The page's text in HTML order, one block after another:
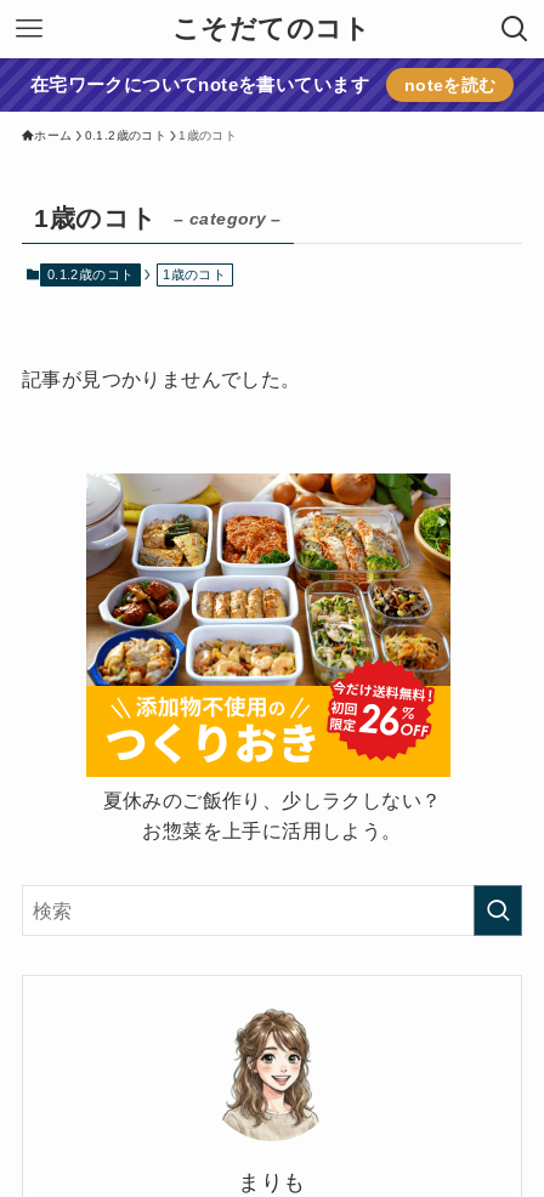
こそだてのコト
在宅ワークについてnoteを書いています noteを読む
ホーム 0.1.2歳のコト 1歳のコト
1歳のコト – category –
0.1.2歳のコト 1歳のコト
記事が見つかりませんでした。
夏休みのご飯作り、少しラクしない？
お惣菜を上手に活用しよう。
まりも